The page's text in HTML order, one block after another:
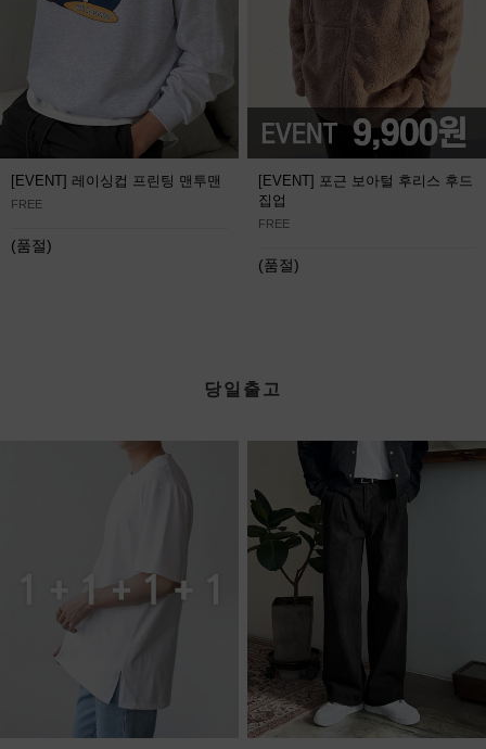
[EVENT] 레이싱컵 프린팅 맨투맨
FREE
(품절)
[EVENT] 포근 보아털 후리스 후드
집업
FREE
(품절)
당일출고